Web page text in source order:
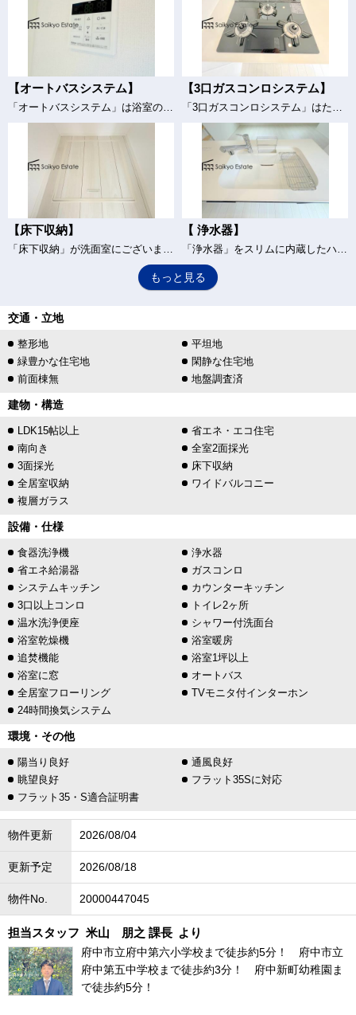
【オートバスシステム】
「オートバスシステム」は浴室のお湯張り、温度調整などを、キッチンなど浴室以外から操作が出来る便利なシステムです。
【3口ガスコンロシステム】
「3口ガスコンロシステム」はたくさんの料理が同時に作れて便利な上、凹凸が少ないフラットトップなのでお掃除も楽々です。
【床下収納】
「床下収納」が洗面室にございます。使用頻度の低い物などを収納するのに便利なスペースです。
【 浄水器】
「浄水器」をスリムに内蔵したハンドシャワー式の水栓金具です。シンクもスッキリ！
もっと見る
交通・立地
整形地
平坦地
緑豊かな住宅地
閑静な住宅地
前面棟無
地盤調査済
建物・構造
LDK15帖以上
省エネ・エコ住宅
南向き
全室2面採光
3面採光
床下収納
全居室収納
ワイドバルコニー
複層ガラス
設備・仕様
食器洗浄機
浄水器
省エネ給湯器
ガスコンロ
システムキッチン
カウンターキッチン
3口以上コンロ
トイレ2ヶ所
温水洗浄便座
シャワー付洗面台
浴室乾燥機
浴室暖房
追焚機能
浴室1坪以上
浴室に窓
オートバス
全居室フローリング
TVモニタ付インターホン
24時間換気システム
環境・その他
陽当り良好
通風良好
眺望良好
フラット35Sに対応
フラット35・S適合証明書
物件更新 2026/08/04
更新予定 2026/08/18
物件No. 20000447045
担当スタッフ 米山 朋之 課長 より
府中市立府中第六小学校まで徒歩約5分！ 府中市立
府中第五中学校まで徒歩約3分！ 府中新町幼稚園ま
で徒歩約5分！